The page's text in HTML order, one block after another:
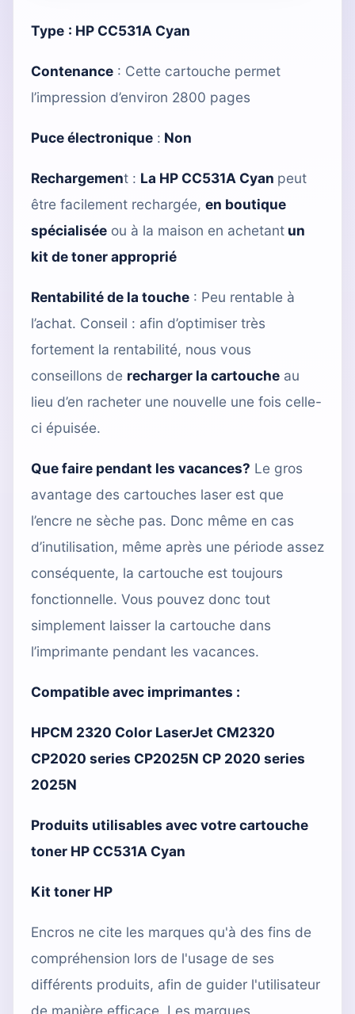
Type : HP CC531A Cyan
Contenance : Cette cartouche permet
l’impression d’environ 2800 pages
Puce électronique : Non
Rechargement : La HP CC531A Cyan peut
être facilement rechargée, en boutique
spécialisée ou à la maison en achetant un
kit de toner approprié
Rentabilité de la touche : Peu rentable à
l’achat. Conseil : afin d’optimiser très
fortement la rentabilité, nous vous
conseillons de recharger la cartouche au
lieu d’en racheter une nouvelle une fois celle-
ci épuisée.
Que faire pendant les vacances? Le gros
avantage des cartouches laser est que
l’encre ne sèche pas. Donc même en cas
d’inutilisation, même après une période assez
conséquente, la cartouche est toujours
fonctionnelle. Vous pouvez donc tout
simplement laisser la cartouche dans
l’imprimante pendant les vacances.
Compatible avec imprimantes :
HPCM 2320 Color LaserJet CM2320
CP2020 series CP2025N CP 2020 series
2025N
Produits utilisables avec votre cartouche
toner HP CC531A Cyan
Kit toner HP
Encros ne cite les marques qu'à des fins de
compréhension lors de l'usage de ses
différents produits, afin de guider l'utilisateur
de manière efficace. Les marques